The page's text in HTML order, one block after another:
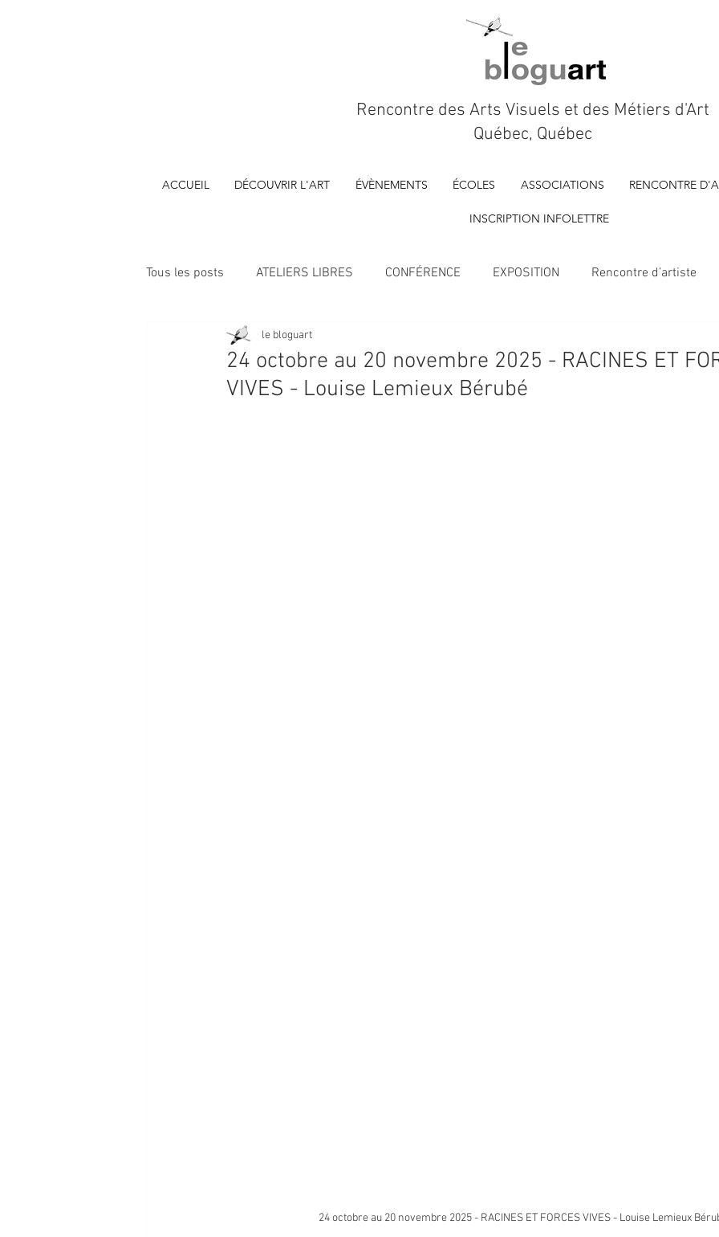
Rencontre des Arts Visuels et des Métiers d'Art
Québec, Québec
ACCUEIL DÉCOUVRIR L'ART ÉVÈNEMENTS ÉCOLES ASSOCIATIONS RENCONTRE
INSCRIPTION INFOLETTRE
Tous les posts ATELIERS LIBRES CONFÉRENCE EXPOSITION Rencontre d’artiste
ÉVÈNEMENTS FORMATIONS
24 octobre au 20 novembre 2025 - RACINES ET
VIVES - Louise Lemieux Bérubé
le bloguart
24 octobre au 20 novembre 2025 - RACINES ET FORCES VIVES - Louise Lemieux